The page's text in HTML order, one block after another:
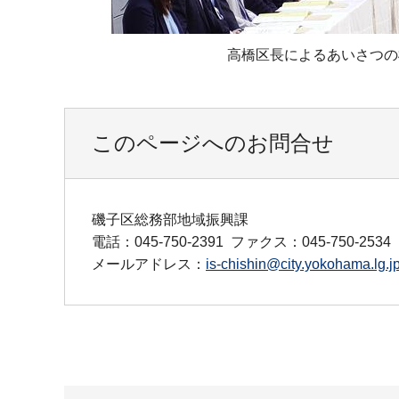
高橋区長によるあいさつ
このページへのお問合せ
磯子区総務部地域振興課
電話：045-750-2391 ファクス：045-750-2534
メールアドレス： is-